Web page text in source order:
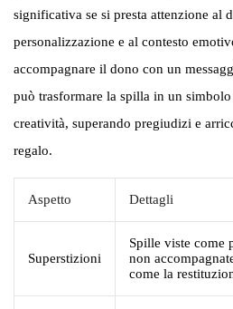
significativa se si presta attenzione al
personalizzazione e al contesto
accompagnare il dono con un
può trasformare la spilla in un
creatività, superando pregiudizi e
regalo.
Aspetto Dettagli
Superstizioni
Spille viste come
non
come la